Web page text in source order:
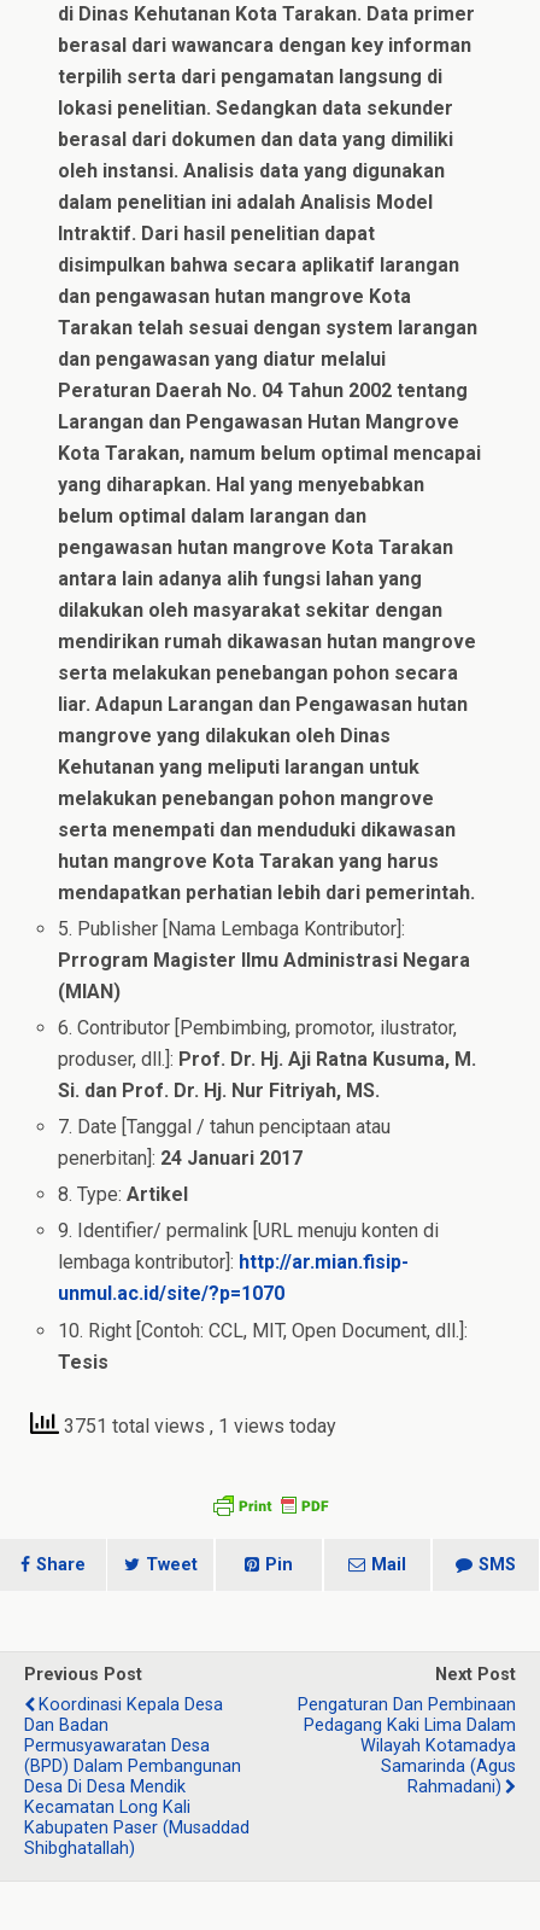
di Dinas Kehutanan Kota Tarakan. Data primer
berasal dari wawancara dengan key informan
terpilih serta dari pengamatan langsung di
lokasi penelitian. Sedangkan data sekunder
berasal dari dokumen dan data yang dimiliki
oleh instansi. Analisis data yang digunakan
dalam penelitian ini adalah Analisis Model
Intraktif. Dari hasil penelitian dapat
disimpulkan bahwa secara aplikatif larangan
dan pengawasan hutan mangrove Kota
Tarakan telah sesuai dengan system larangan
dan pengawasan yang diatur melalui
Peraturan Daerah No. 04 Tahun 2002 tentang
Larangan dan Pengawasan Hutan Mangrove
Kota Tarakan, namum belum optimal mencapai
yang diharapkan. Hal yang menyebabkan
belum optimal dalam larangan dan
pengawasan hutan mangrove Kota Tarakan
antara lain adanya alih fungsi lahan yang
dilakukan oleh masyarakat sekitar dengan
mendirikan rumah dikawasan hutan mangrove
serta melakukan penebangan pohon secara
liar. Adapun Larangan dan Pengawasan hutan
mangrove yang dilakukan oleh Dinas
Kehutanan yang meliputi larangan untuk
melakukan penebangan pohon mangrove
serta menempati dan menduduki dikawasan
hutan mangrove Kota Tarakan yang harus
mendapatkan perhatian lebih dari pemerintah.
5. Publisher [Nama Lembaga Kontributor]:
Prrogram Magister Ilmu Administrasi Negara
(MIAN)
6. Contributor [Pembimbing, promotor, ilustrator,
produser, dll.]: Prof. Dr. Hj. Aji Ratna Kusuma, M.
Si. dan Prof. Dr. Hj. Nur Fitriyah, MS.
7. Date [Tanggal / tahun penciptaan atau
penerbitan]: 24 Januari 2017
8. Type:Artikel
9. Identifier/ permalink [URL menuju konten di
lembaga kontributor]: http://ar.mian.fisip-
unmul.ac.id/site/?p=1070
10. Right [Contoh: CCL, MIT, Open Document, dll.]:
Tesis
3751 total views , 1 views today
Share Tweet Pin Mail SMS
Previous Post
Koordinasi Kepala Desa
Dan Badan
Permusyawaratan Desa
(BPD) Dalam Pembangunan
Desa Di Desa Mendik
Kecamatan Long Kali
Kabupaten Paser (Musaddad
Shibghatallah)
Next Post
Pengaturan Dan Pembinaan
Pedagang Kaki Lima Dalam
Wilayah Kotamadya
Samarinda (Agus
Rahmadani)